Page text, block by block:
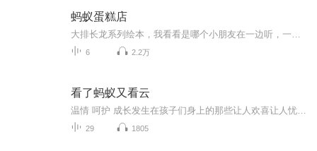
蚂蚁蛋糕店
6 2.2万
看了蚂蚁又看云
29 1805